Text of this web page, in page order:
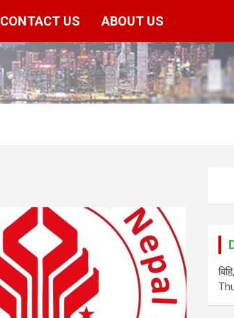
CONTACT US ABOUT US